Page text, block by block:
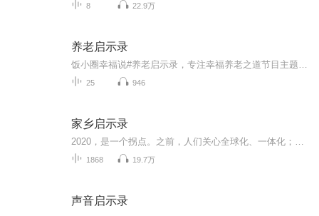
8 22.9万
养老启示录
25 946
家乡启示录
1868 19.7万
声音启示录